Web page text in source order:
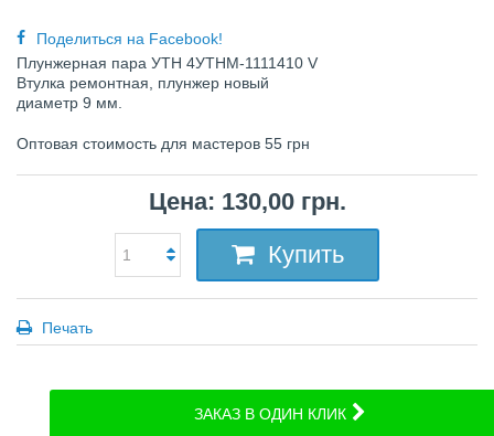
Поделиться на Facebook!
Плунжерная пара УТН 4УТНМ-1111410 V
Втулка ремонтная, плунжер новый
диаметр 9 мм.
Оптовая стоимость для мастеров 55 грн
Цена: 130,00 грн.
Купить
Печать
ЗАКАЗ В ОДИН КЛИК